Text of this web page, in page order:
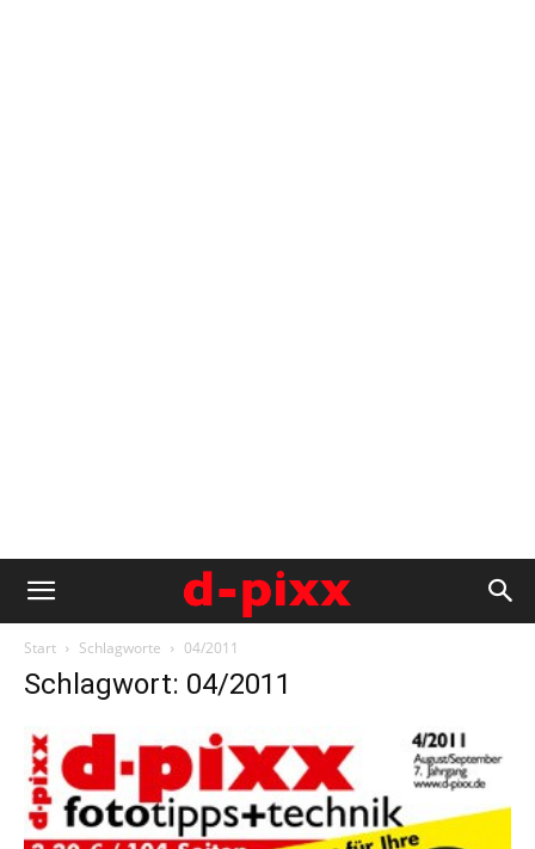
Start Schlagworte 04/2011
Schlagwort: 04/2011